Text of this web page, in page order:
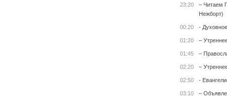
23:20
– Читаем
Нежборт)
00:20 -
01:20 –
01:45 –
02:20 –
02:50 -
03:10 –